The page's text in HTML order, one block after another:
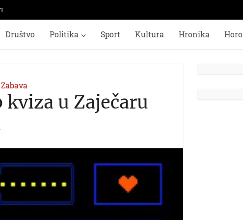
Društvo Politika Sport Kultura Hronika
Zabava
kviza u Zaječaru